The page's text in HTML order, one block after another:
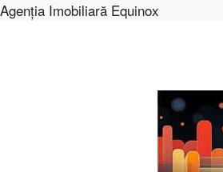
Agenția Imobiliară Equinox